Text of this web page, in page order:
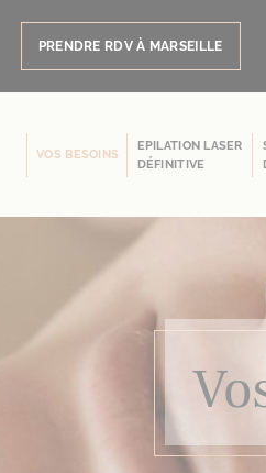
PRENDRE RDV À MARSEILLE
VOS BESOINS
EPILATION LASER
DÉFINITIVE